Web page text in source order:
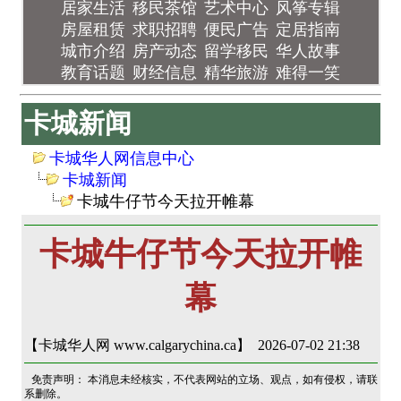
居家生活 移民茶馆 艺术中心 风筝专辑
房屋租赁 求职招聘 便民广告 定居指南
城市介绍 房产动态 留学移民 华人故事
教育话题 财经信息 精华旅游 难得一笑
卡城新闻
卡城华人网信息中心
卡城新闻
卡城牛仔节今天拉开帷幕
卡城牛仔节今天拉开帷
幕
【卡城华人网 www.calgarychina.ca】 2026-07-02 21:38
免责声明： 本消息未经核实，不代表网站的立场、观点，如有侵权，请联
系删除。